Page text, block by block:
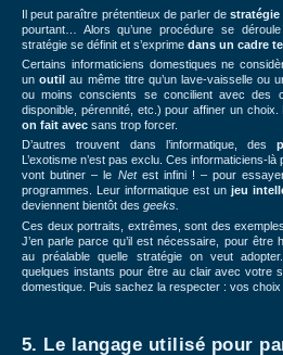
Il peut paraître prétentieux de parler de
pourtant… Alors qu’une procédure se
stratégie se définit et s’exprime dans un cadre
Certains informaticiens domestiques ne
unoutil au même titre qu’un lave-vaisselle ou
ou moins conscients se concilient avec des
disponible, pérennité, etc.) pour affiner un choix.
on fait avec sans trop forcer.
D’autres trouvent dans l’informatique, des
L’exotisme n’est pas exclu. Ces informaticiens-
vont butiner – le Netest infini ! – pour
programmes. Leur informatique est un jeu
deviennent bientôt des geeks.
Ces deux portraits, extrêmes, sont des
J’en parle parce qu’il est nécessaire, pour être
au préalable quelle stratégie on veut
quelques instants pour être au clair avec votre
domestique. Puis sachez la respecter : vos choix
5. Le langage utilisé pour